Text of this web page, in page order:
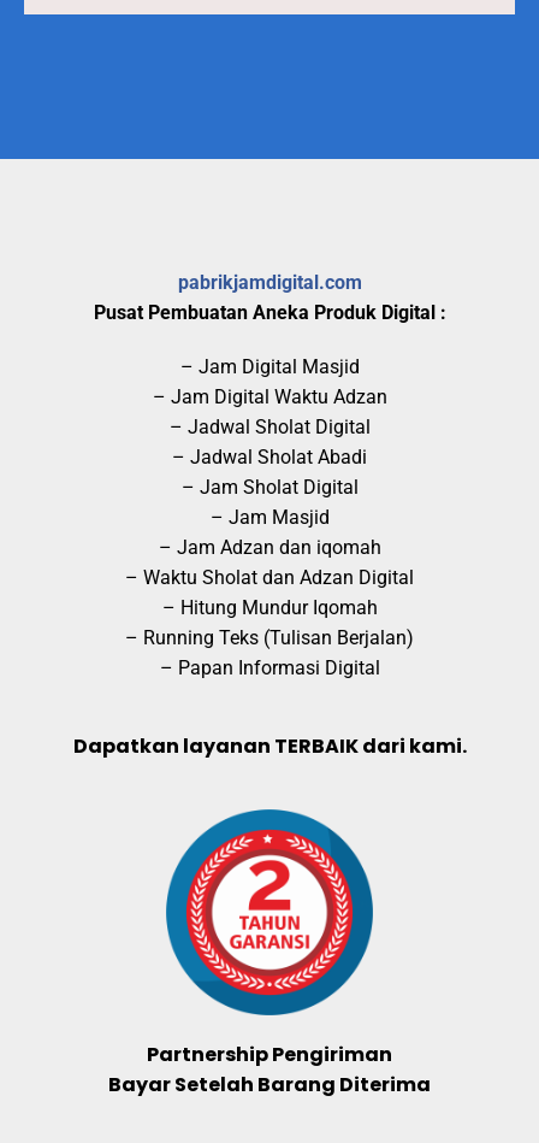
pabrikjamdigital.com
Pusat Pembuatan Aneka Produk Digital :
– Jam Digital Masjid
– Jam Digital Waktu Adzan
– Jadwal Sholat Digital
– Jadwal Sholat Abadi
– Jam Sholat Digital
– Jam Masjid
– Jam Adzan dan iqomah
– Waktu Sholat dan Adzan Digital
– Hitung Mundur Iqomah
– Running Teks (Tulisan Berjalan)
– Papan Informasi Digital
Dapatkan layanan TERBAIK dari kami.
Partnership Pengiriman
Bayar Setelah Barang Diterima